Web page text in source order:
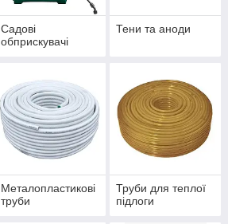
Садові
обприскувачі
Тени та аноди
Металопластикові
труби
Труби для теплої
підлоги